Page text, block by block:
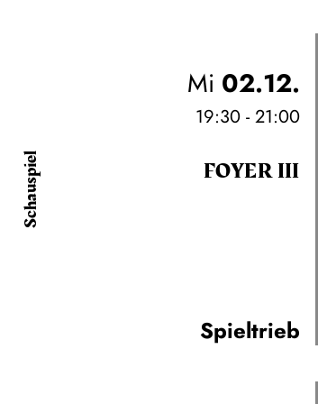
Schauspiel
Mi 02.12.
19:30 - 21:00
FOYER III
Spieltrieb